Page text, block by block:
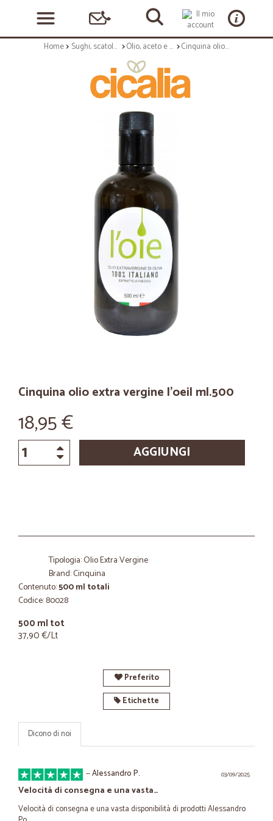
Home Sughi, scatolame e condimenti Olio, aceto e sale Cinquina olio extra vergine l'oeil ml.500
Cinquina olio extra vergine l'oeil ml.500
18,95 €
AGGIUNGI
Tipologia: Olio Extra Vergine
Brand: Cinquina
Contenuto:500 ml totali
Codice: 80028
500 ml tot
37,90 €/Lt
Preferito
Etichette
Dicono di noi
03/09/2025
—Alessandro P.
Velocità di consegna e una vasta…
Velocità di consegna e una vasta disponibilità di prodotti Alessandro